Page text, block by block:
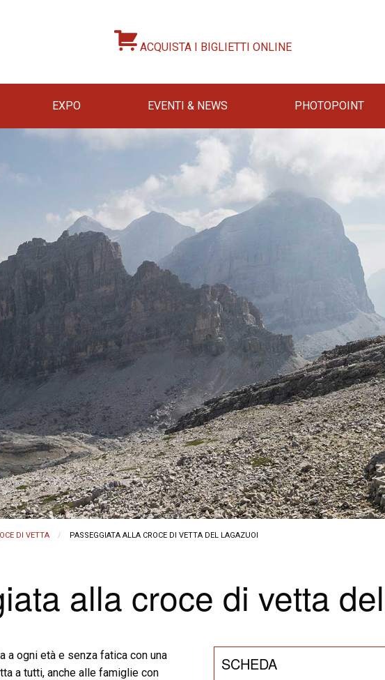
ACQUISTA I BIGLIETTI ONLINE
EXPO EVENTI & NEWS PHOTOPOINT
DI VETTA CURRENT:
PASSEGGIATA ALLA CROCE DI VETTA DEL LAGAZUOI
alla croce di vetta
a ogni età e senza fatica con una
a tutti, anche alle famiglie con
SCHEDA